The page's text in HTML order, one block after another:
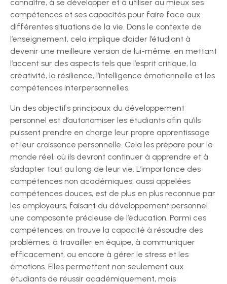
connaître, à se développer et à utiliser au mieux ses
compétences et ses capacités pour faire face aux
différentes situations de la vie. Dans le contexte de
l’enseignement, cela implique d’aider l’étudiant à
devenir une meilleure version de lui-même, en mettant
l’accent sur des aspects tels que l’esprit critique, la
créativité, la résilience, l’intelligence émotionnelle et les
compétences interpersonnelles.
Un des objectifs principaux du développement
personnel est d’autonomiser les étudiants afin qu’ils
puissent prendre en charge leur propre apprentissage
et leur croissance personnelle. Cela les prépare pour le
monde réel, où ils devront continuer à apprendre et à
s’adapter tout au long de leur vie. L’importance des
compétences non académiques, aussi appelées
compétences douces, est de plus en plus reconnue par
les employeurs, faisant du développement personnel
une composante précieuse de l’éducation. Parmi ces
compétences, on trouve la capacité à résoudre des
problèmes, à travailler en équipe, à communiquer
efficacement, ou encore à gérer le stress et les
émotions. Elles permettent non seulement aux
étudiants de réussir académiquement, mais